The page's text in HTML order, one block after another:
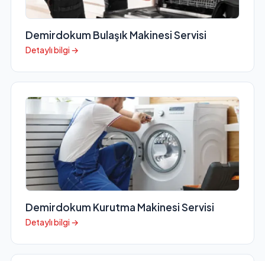
Demirdokum Bulaşık Makinesi Servisi
Detaylı bilgi →
Demirdokum Kurutma Makinesi Servisi
Detaylı bilgi →